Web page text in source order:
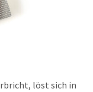
löst sich in